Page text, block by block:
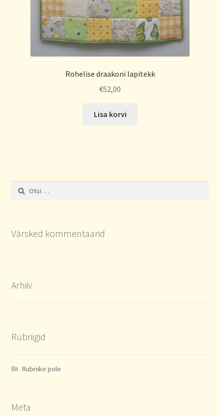
Rohelise draakoni lapitekk
€52,00
Lisa korvi
Otsi:
Värsked kommentaarid
Arhiiv
Rubriigid
Rubriike pole
Meta